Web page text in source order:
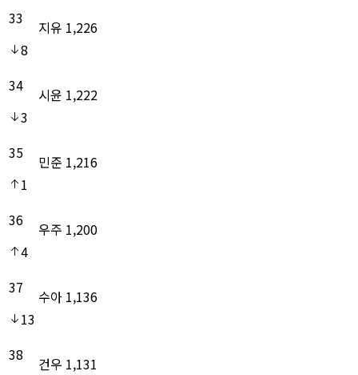
33
8
지유 1,226
34
3
시윤 1,222
35
1
민준 1,216
36
4
우주 1,200
37
13
수아 1,136
38
건우 1,131